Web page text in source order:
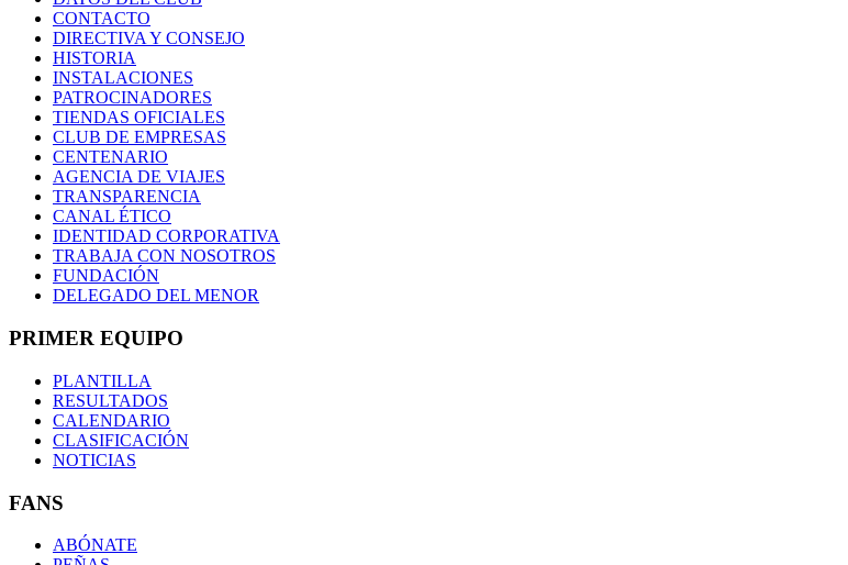
CONTACTO
DIRECTIVA Y CONSEJO
HISTORIA
INSTALACIONES
PATROCINADORES
TIENDAS OFICIALES
CLUB DE EMPRESAS
CENTENARIO
AGENCIA DE VIAJES
TRANSPARENCIA
CANAL ÉTICO
IDENTIDAD CORPORATIVA
TRABAJA CON NOSOTROS
FUNDACIÓN
DELEGADO DEL MENOR
PRIMER EQUIPO
PLANTILLA
RESULTADOS
CALENDARIO
CLASIFICACIÓN
NOTICIAS
FANS
ABÓNATE